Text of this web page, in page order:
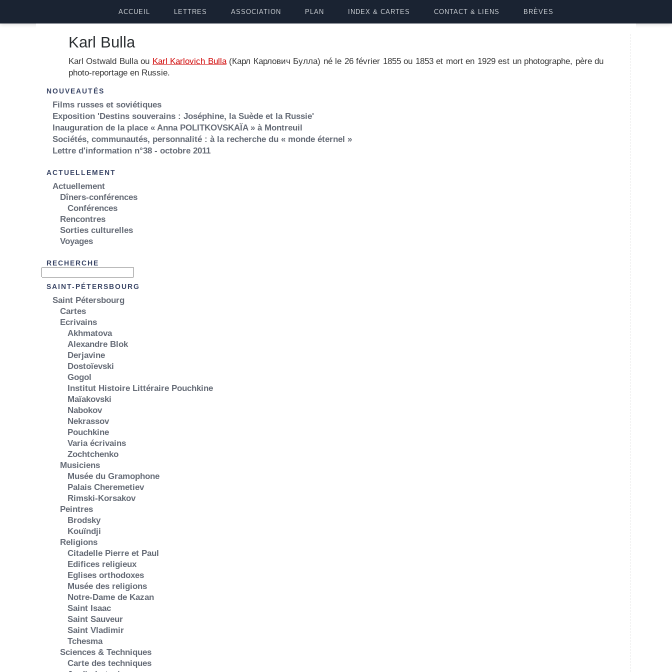
ACCUEIL LETTRES ASSOCIATION PLAN INDEX & CARTES CONTACT & LIENS BRÈVES
Karl Bulla
Karl Ostwald Bulla ou Karl Karlovich Bulla(Карл Карлович Булла) né le 26 février 1855 ou 1853 et mort en 1929 est un photographe, père du
photo-reportage en Russie.
NOUVEAUTÉS
Films russes et soviétiques
Exposition 'Destins souverains : Joséphine, la Suède et la Russie'
Inauguration de la place « Anna POLITKOVSKAÏA » à Montreuil
Sociétés, communautés, personnalité : à la recherche du « monde éternel »
Lettre d'information n°38 - octobre 2011
ACTUELLEMENT
Actuellement
Dîners-conférences
Conférences
Rencontres
Sorties culturelles
Voyages
RECHERCHE
SAINT-PÉTERSBOURG
Saint Pétersbourg
Cartes
Ecrivains
Akhmatova
Alexandre Blok
Derjavine
Dostoïevski
Gogol
Institut Histoire Littéraire Pouchkine
Maïakovski
Nabokov
Nekrassov
Pouchkine
Varia écrivains
Zochtchenko
Musiciens
Musée du Gramophone
Palais Cheremetiev
Rimski-Korsakov
Peintres
Brodsky
Kouïndji
Religions
Citadelle Pierre et Paul
Edifices religieux
Eglises orthodoxes
Musée des religions
Notre-Dame de Kazan
Saint Isaac
Saint Sauveur
Saint Vladimir
Tchesma
Sciences & Techniques
Carte des techniques